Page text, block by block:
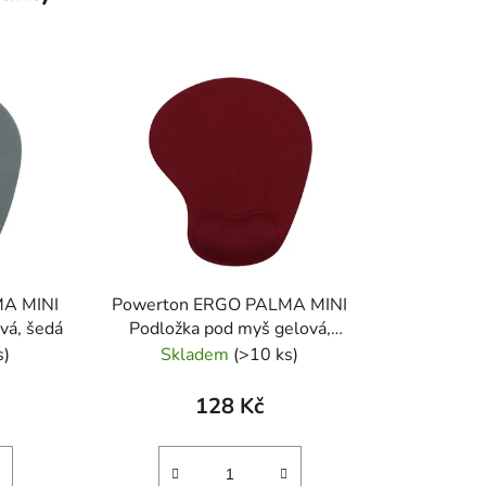
MINI
šedá
Powerton ERGO PALMA MINI
Podložka pod myš gelová,
vínově červená
Skladem (>10 ks)
128 Kč